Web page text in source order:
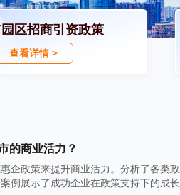
区招商引资政策
查看详情 >
的商业活力？
企政策来提升商业活力。分析了各类
例展示了成功企业在政策支持下的成